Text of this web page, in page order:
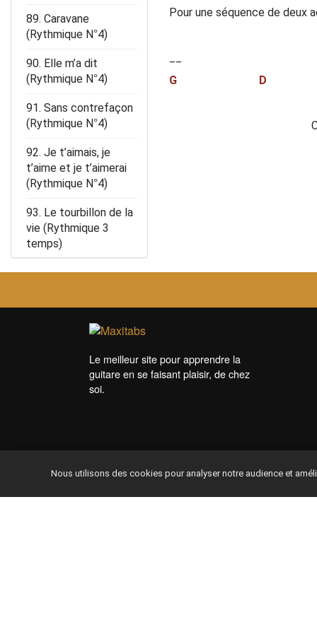
Pour une séquence de
G D
89. Caravane
(Rythmique N°4)
90. Elle m’a dit
(Rythmique N°4)
91. Sans contrefaçon
(Rythmique N°4)
92. Je t’aimais, je
t’aime et je t’aimerai
(Rythmique N°4)
93. Le tourbillon de la
vie (Rythmique 3
temps)
Le meilleur site pour apprendre la
guitare en se faisant plaisir, de chez
soi.
Nous utilisons des cookies pour analyser notre audience et